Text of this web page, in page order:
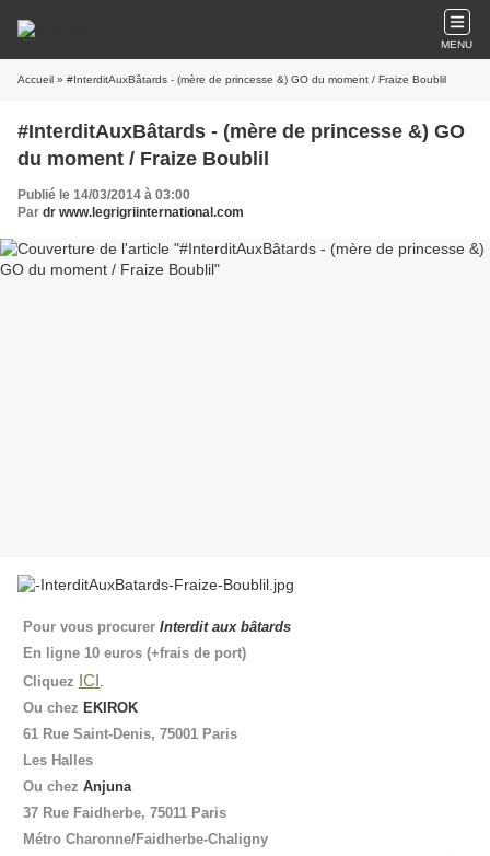
MENU
Accueil » #InterditAuxBâtards - (mère de princesse &) GO du moment / Fraize Boublil
#InterditAuxBâtards - (mère de princesse &) GO
du moment / Fraize Boublil
Publié le 14/03/2014 à 03:00
Par dr www.legrigriinternational.com
Pour vous procurer Interdit aux bâtards
En ligne 10 euros (+frais de port)
Cliquez ICI.
Ou chez EKIROK
61 Rue Saint-Denis, 75001 Paris
Les Halles
Ou chez Anjuna
37 Rue Faidherbe, 75011 Paris
Métro Charonne/Faidherbe-Chaligny